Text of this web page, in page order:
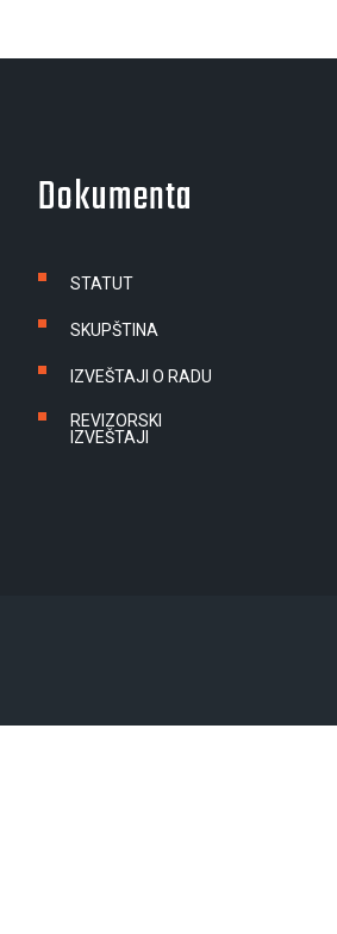
Dokumenta
STATUT
SKUPŠTINA
IZVEŠTAJI O RADU
REVIZORSKI
IZVEŠTAJI